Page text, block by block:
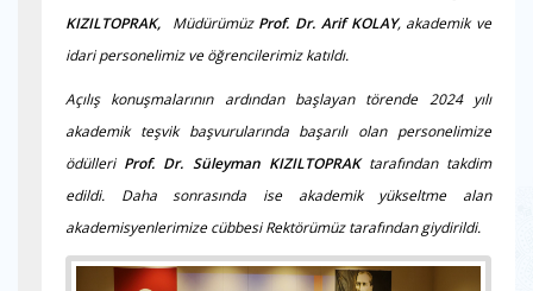
KIZILTOPRAK, MüdürümüzProf. Dr. Arif KOLAY, akademik ve
idari personelimiz ve öğrencilerimiz katıldı.
Açılış konuşmalarının ardından başlayan törende 2024 yılı
akademik teşvik başvurularında başarılı olan personelimize
ödülleri Prof. Dr. Süleyman KIZILTOPRAKtarafından takdim
edildi. Daha sonrasında ise akademik yükseltme alan
akademisyenlerimize cübbesi Rektörümüz tarafından giydirildi.